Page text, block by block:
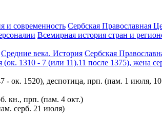
и современность Сербская Православная
Всемирная история стран и
Средние века. История Сербская
(ок. 1310 - 7 (или 11).11 после 1375), жена
- ок. 1520), деспотица, прп. (пам. 1 июля,
кн., прп. (пам. 4 окт.)
серб. 21 июля)